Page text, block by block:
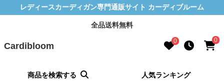
レディースカーディガン専門通販サイト カーディブルーム
全品送料無料
Cardibloom 0 0
商品を検索する 人気ランキング